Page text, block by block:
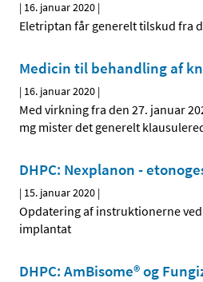
| 16. januar 2020 |
Eletriptan får generelt tilskud fra
Medicin til behandling af
| 16. januar 2020 |
Med virkning fra den 27. januar
mg mister det generelt
DHPC: Nexplanon -
| 15. januar 2020 |
Opdatering af instruktionerne
implantat
DHPC: AmBisome® og